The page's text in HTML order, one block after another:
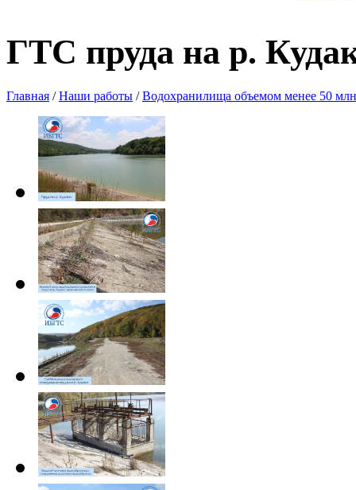
ГТС пруда на р.
Главная / Наши работы / Водохранилища объемом менее 50